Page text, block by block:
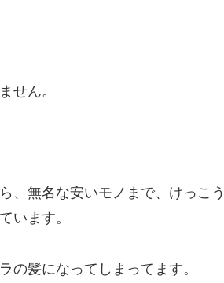
せん。
、無名な安いモノまで、けっこう
います。
の髪になってしまってます。